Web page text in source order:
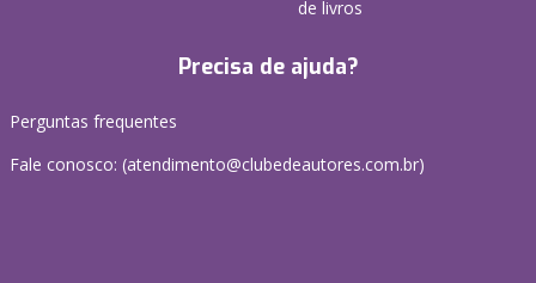
de livros
Precisa de ajuda?
Perguntas frequentes
Fale conosco: (atendimento@clubedeautores.com.br)